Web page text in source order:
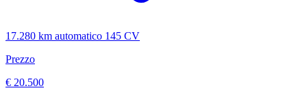
17.280 km automatico 145 CV
Prezzo
€ 20.500